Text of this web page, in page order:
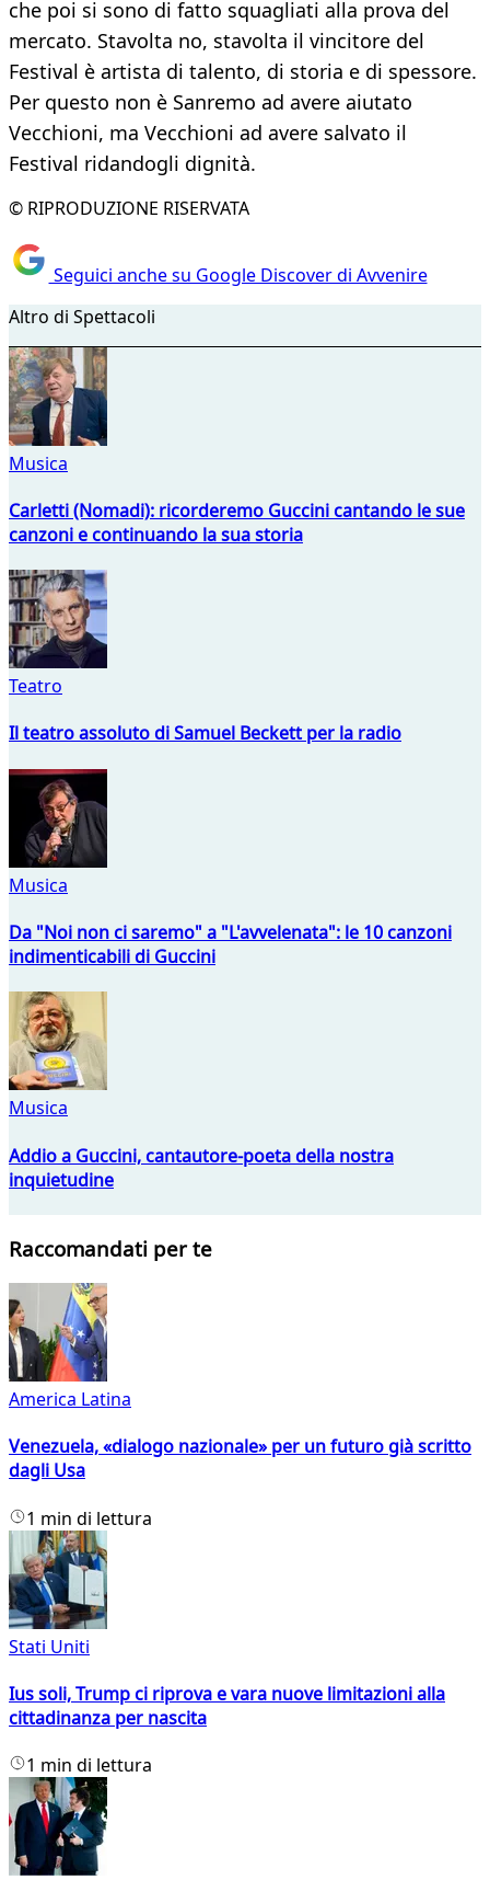
che poi si sono di fatto squagliati alla prova del
mercato. Stavolta no, stavolta il vincitore del
Festival è artista di talento, di storia e di spessore.
Per questo non è Sanremo ad avere aiutato
Vecchioni, ma Vecchioni ad avere salvato il
Festival ridandogli dignità.
© RIPRODUZIONE RISERVATA
Seguici anche su Google Discover di Avvenire
Altro di Spettacoli
Musica
Carletti (Nomadi): ricorderemo Guccini cantando le sue
canzoni e continuando la sua storia
Teatro
Il teatro assoluto di Samuel Beckett per la radio
Musica
Da "Noi non ci saremo" a "L'avvelenata": le 10 canzoni
indimenticabili di Guccini
Musica
Addio a Guccini, cantautore-poeta della nostra
inquietudine
Raccomandati per te
America Latina
Venezuela, «dialogo nazionale» per un futuro già scritto
dagli Usa
1 min di lettura
Stati Uniti
Ius soli, Trump ci riprova e vara nuove limitazioni alla
cittadinanza per nascita
1 min di lettura